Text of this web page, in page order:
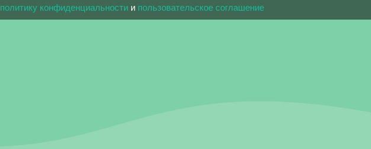
политику конфиденциальности и пользовательское соглашение